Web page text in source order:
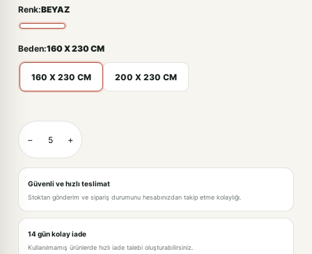
Renk:BEYAZ
Beden:160 X 230 CM
160 X 230 CM 200 X 230 CM
BEYAZ-200 X 230 CM · +221,00TL
− +
Güvenli ve hızlı teslimat
Stoktan gönderim ve sipariş durumunu hesabınızdan takip etme kolaylığı.
14 gün kolay iade
Kullanılmamış ürünlerde hızlı iade talebi oluşturabilirsiniz.